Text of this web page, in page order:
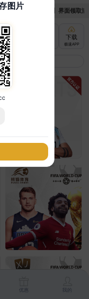
以前往【福利中心】界面领取
下载
极速APP
优惠 我的
图片